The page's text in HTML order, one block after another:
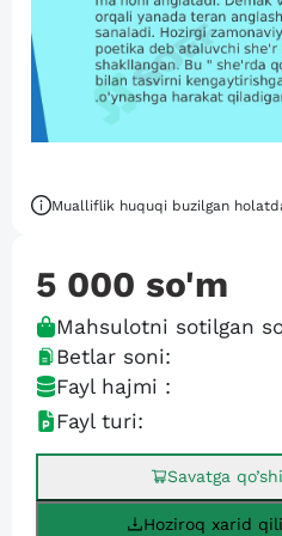
Mualliflik huquqi buzilgan
5 000 so'm
Mahsulotni sotilgan
Betlar soni:
Fayl hajmi :
Fayl turi:
Savatga
Hoziroq xarid